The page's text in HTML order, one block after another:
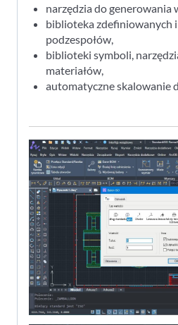
narzędzia do generowania
biblioteka zdefiniowanych
podzespołów,
biblioteki symboli,
materiałów,
automatyczne skalowanie